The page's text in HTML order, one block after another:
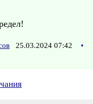
25.03.2024 07:42 •